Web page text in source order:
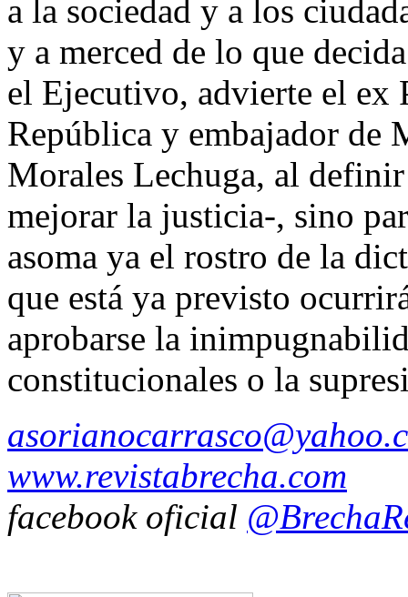
a la sociedad y a los
y a merced de lo que
el Ejecutivo, advierte el ex
República y embajador de
Morales Lechuga, al
mejorar la justicia-, sino
asoma ya el rostro de la
que está ya previsto
aprobarse la
constitucionales o la
www.revistabrecha.com
facebook oficial